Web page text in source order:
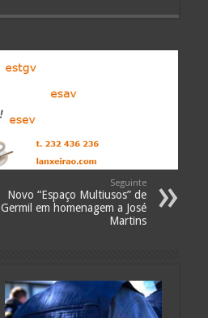
Seguinte
Novo “Espaço Multiusos” de
Germil em homenagem a José
Martins